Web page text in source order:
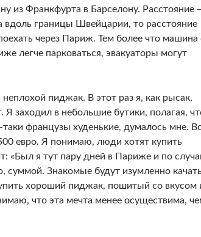
из Франкфурта в Барселону. Расстоя­ние
вдоль границы Швейцарии, то расстояние
через Париж. Тем бо­лее что машина
легче парковаться, эвакуаторы могут
пиджак. В этот раз я, как рысак,
Я заходил в небольшие бутики, по­лагая,
французы худенькие, ду­малось мне.
евро. Я понимаю, люди хотят купить
«Был я тут пару дней в Париже и по
суммой. Знакомые будут изумленно
хороший пид­жак, пошитый со вкусом
что эта мечта менее осуществима,